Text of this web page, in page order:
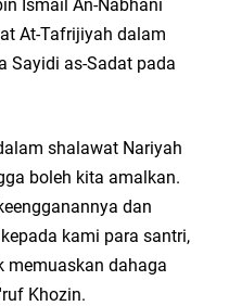
Ismail An-Nabhani
At-Tafrijiyah dalam
Sayidi as-Sadat pada
shalawat Nariyah
boleh kita amalkan.
dan
kami para santri,
memuaskan dahaga
Khozin.